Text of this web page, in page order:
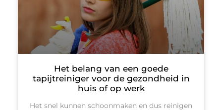
Het belang van een goede
tapijtreiniger voor de gezondheid in
huis of op werk
Het snel kunnen schoonmaken en dus reinigen